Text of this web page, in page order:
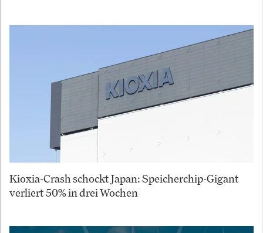
Kioxia-Crash schockt Japan: Speicherchip-Gigant
verliert 50% in drei Wochen